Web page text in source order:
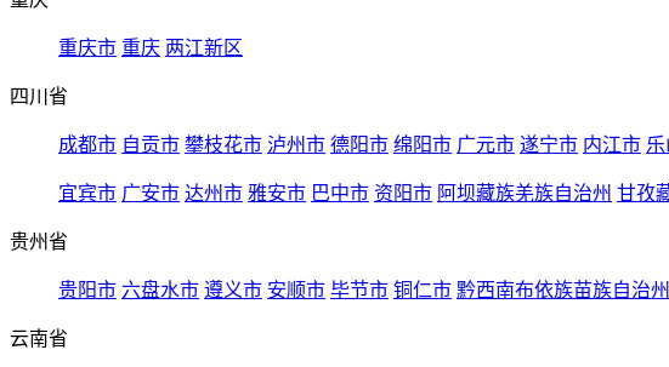
重庆市 重庆 两江新区
四川省
成都市 自贡市 攀枝花市 泸州市 德阳市 绵阳市 广元市 遂宁市 内江市
宜宾市 广安市 达州市 雅安市 巴中市 资阳市 阿坝藏族羌族自治州 甘孜
贵州省
贵阳市 六盘水市 遵义市 安顺市 毕节市 铜仁市 黔西南布依族苗族自治州
云南省